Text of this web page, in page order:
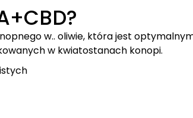
w.. oliwie, która jest
w kwiatostanach konopi.